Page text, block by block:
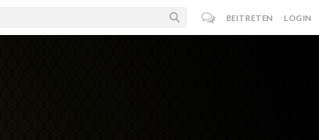
BEITRETEN LOGIN